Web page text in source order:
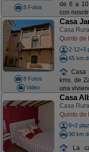
8 Fotos
de 6 a 10
con
8 Fotos
Video
Casa
Casa
Quinto de
2-12+3
65 km
Casa
kms. de
una
Casa
Casa
Quinto de
8+2
90 km
La